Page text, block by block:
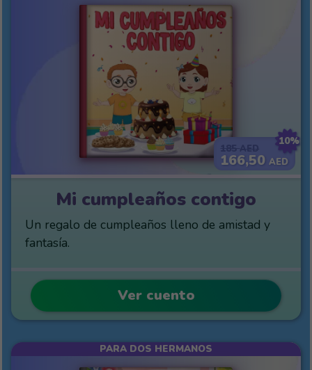
10%
166,50AED
Mi cumpleaños contigo
Un regalo de cumpleaños lleno de amistad y
fantasía.
Ver cuento
PARA DOS HERMANOS